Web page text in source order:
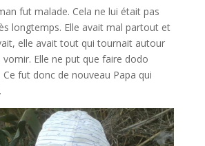
fut malade. Cela ne lui était pas
longtemps. Elle avait mal partout et
elle avait tout qui tournait autour
vomir. Elle ne put que faire dodo
fut donc de nouveau Papa qui